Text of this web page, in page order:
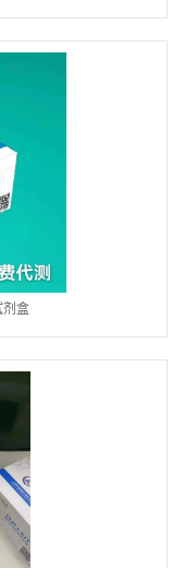
剂盒